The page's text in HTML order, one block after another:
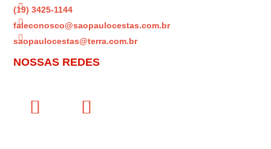

(19) 3425-1144

faleconosco@saopaulocestas.com.br

saopaulocestas@terra.com.br
NOSSAS REDES